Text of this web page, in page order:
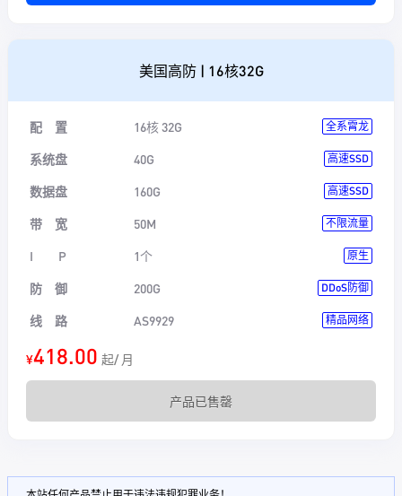
美国高防 | 16核32G
配 置 16核 32G 全系霄龙
系统盘 40G 高速SSD
数据盘 160G 高速SSD
带 宽 50M 不限流量
I P 1个 原生
防 御 200G DDoS防御
线 路 AS9929 精品网络
¥418.00 起/ 月
产品已售罄